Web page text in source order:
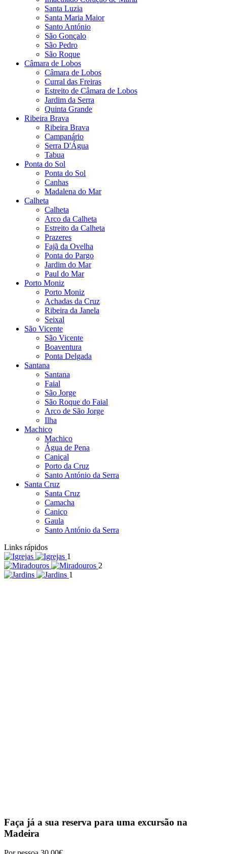
Santa Luzia
Santa Maria Maior
Santo António
São Gonçalo
São Pedro
São Roque
Câmara de Lobos
Câmara de Lobos
Curral das Freiras
Estreito de Câmara de Lobos
Jardim da Serra
Quinta Grande
Ribeira Brava
Ribeira Brava
Campanário
Serra D'Água
Tabua
Ponta do Sol
Ponta do Sol
Canhas
Madalena do Mar
Calheta
Calheta
Arco da Calheta
Estreito da Calheta
Prazeres
Fajã da Ovelha
Ponta do Pargo
Jardim do Mar
Paul do Mar
Porto Moniz
Porto Moniz
Achadas da Cruz
Ribeira da Janela
Seixal
São Vicente
São Vicente
Boaventura
Ponta Delgada
Santana
Santana
Faial
São Jorge
São Roque do Faial
Arco de São Jorge
Ilha
Machico
Machico
Água de Pena
Caniçal
Porto da Cruz
Santo António da Serra
Santa Cruz
Santa Cruz
Camacha
Caniço
Gaula
Santo António da Serra
Links rápidos
1
2
1
Faça já a sua reserva para uma excursão na
Madeira